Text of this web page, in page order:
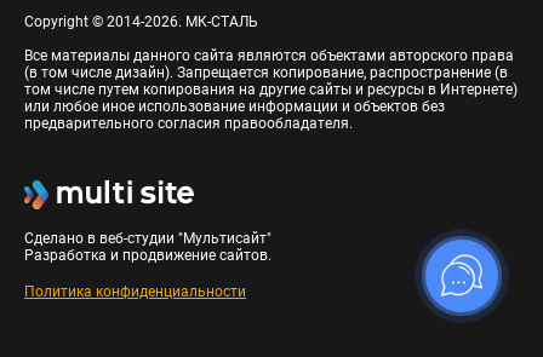
Copyright © 2014-2026. МК-СТАЛЬ
Все материалы данного сайта являются объектами авторского права
(в том числе дизайн). Запрещается копирование, распространение (в
том числе путем копирования на другие сайты и ресурсы в Интернете)
или любое иное использование информации и объектов без
предварительного согласия правообладателя.
Сделано в веб-студии "Мультисайт"
Разработка и продвижение сайтов.
Политика конфиденциальности